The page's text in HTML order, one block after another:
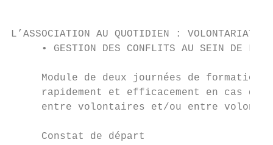
L’ASSOCIATION AU QUOTIDIEN : VOLONTARIAT
• GESTION DES CONFLITS AU SEIN DE
Module de deux journées de formation
rapidement et efficacement en cas de
entre volontaires et/ou entre
     Constat de départ